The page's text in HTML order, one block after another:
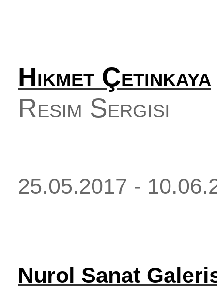
Hikmet Çetinkaya
Resim Sergisi
25.05.2017 -
Nurol Sanat